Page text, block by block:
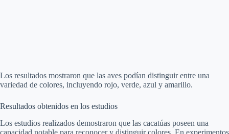
Los resultados mostraron que las aves podían distinguir entre una
variedad de colores, incluyendo rojo, verde, azul y amarillo.
Resultados obtenidos en los estudios
Los estudios realizados demostraron que las cacatúas poseen una
capacidad notable para reconocer y distinguir colores. En experimentos